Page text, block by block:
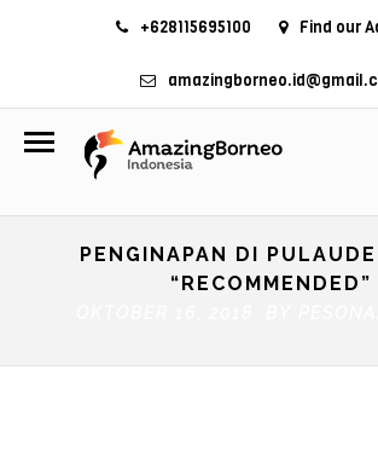
+628115695100 Find our
PENGINAPAN DI
“RECOMMENDED”